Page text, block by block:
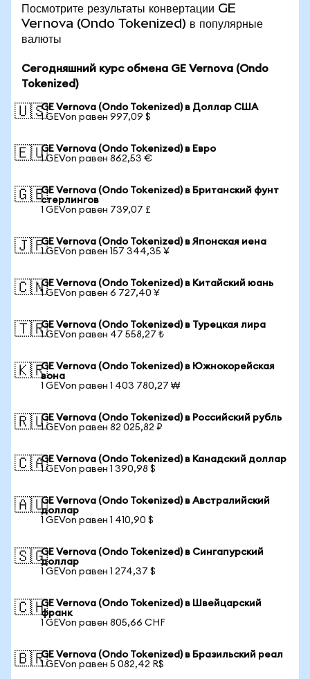
Посмотрите результаты конвертации GE
Vernova (Ondo Tokenized) в популярные
валюты
Сегодняшний курс обмена GE Vernova (Ondo
Tokenized)
🇺🇸GE Vernova (Ondo Tokenized) в Доллар США
1 GEVon равен 997,09 $
🇪🇺GE Vernova (Ondo Tokenized) в Евро
1 GEVon равен 862,53 €
🇬🇧GE Vernova (Ondo Tokenized) в Британский фунт
стерлингов
1 GEVon равен 739,07 £
🇯🇵GE Vernova (Ondo Tokenized) в Японская иена
1 GEVon равен 157 344,35 ¥
🇨🇳GE Vernova (Ondo Tokenized) в Китайский юань
1 GEVon равен 6 727,40 ¥
🇹🇷GE Vernova (Ondo Tokenized) в Турецкая лира
1 GEVon равен 47 558,27 ₺
🇰🇷GE Vernova (Ondo Tokenized) в Южнокорейская
вона
1 GEVon равен 1 403 780,27 ₩
🇷🇺GE Vernova (Ondo Tokenized) в Российский рубль
1 GEVon равен 82 025,82 ₽
🇨🇦GE Vernova (Ondo Tokenized) в Канадский доллар
1 GEVon равен 1 390,98 $
🇦🇺GE Vernova (Ondo Tokenized) в Австралийский
доллар
1 GEVon равен 1 410,90 $
🇸🇬GE Vernova (Ondo Tokenized) в Сингапурский
доллар
1 GEVon равен 1 274,37 $
🇨🇭GE Vernova (Ondo Tokenized) в Швейцарский
франк
1 GEVon равен 805,66 CHF
🇧🇷GE Vernova (Ondo Tokenized) в Бразильский реал
1 GEVon равен 5 082,42 R$